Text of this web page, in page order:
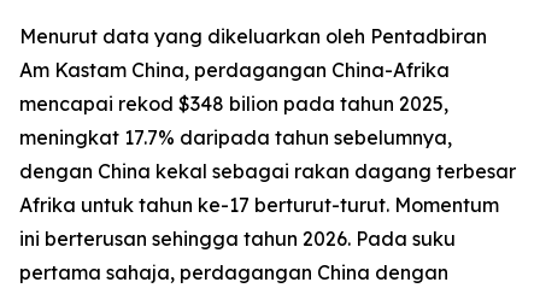
Menurut data yang dikeluarkan oleh Pentadbiran
Am Kastam China, perdagangan China-Afrika
mencapai rekod $348 bilion pada tahun 2025,
meningkat 17.7% daripada tahun sebelumnya,
dengan China kekal sebagai rakan dagang terbesar
Afrika untuk tahun ke-17 berturut-turut. Momentum
ini berterusan sehingga tahun 2026. Pada suku
pertama sahaja, perdagangan China dengan